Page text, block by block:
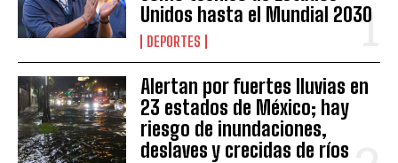
Unidos hasta el Mundial 2030
DEPORTES
Alertan por fuertes lluvias en
23 estados de México; hay
riesgo de inundaciones,
deslaves y crecidas de ríos